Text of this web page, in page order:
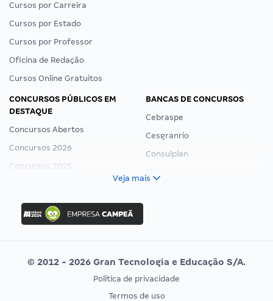
Cursos por Carreira
Cursos por Estado
Cursos por Professor
Oficina de Redação
Cursos Online Gratuitos
CONCURSOS PÚBLICOS EM
DESTAQUE
Concursos Abertos
Concursos 2026
Concursos 2025
Concurso Ibama
Concurso MPU
Editais publicados
BANCAS DE CONCURSOS
Cebraspe
Cesgranrio
Consulplan
Vunesp
CONCURSOS POR PROFISSÃO
EXAME DE ORDEM
Veja mais
© 2012 - 2026 Gran Tecnologia e Educação S/A.
Política de privacidade
Termos de uso